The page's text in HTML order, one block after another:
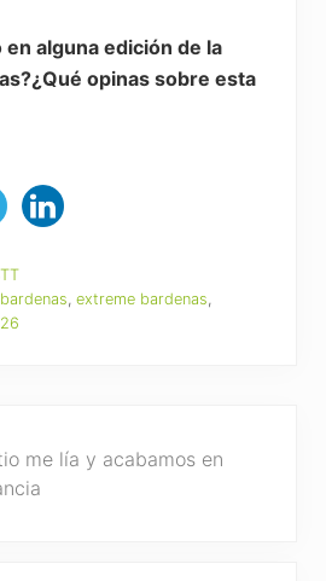
en alguna edición de la
opinas sobre esta
, extreme bardenas,
me lía y acabamos en